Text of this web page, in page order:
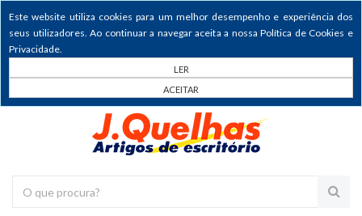
Este website utiliza cookies para um melhor desempenho e experiência dos
seus utilizadores. Ao continuar a navegar aceita a nossa Política de Cookies e
Privacidade.
LER
ACEITAR